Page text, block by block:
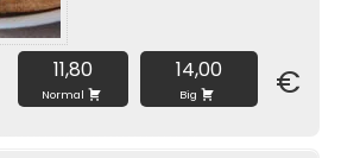
11,80
Normal
14,00
Big €